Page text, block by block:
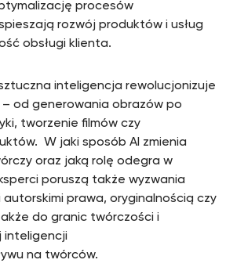
procesów
rozwój produktów i usług
obsługi klienta.
inteligencja rewolucjonizuje
od generowania obrazów po
tworzenie filmów czy
W jaki sposób AI zmienia
oraz jaką rolę odegra w
poruszą także wyzwania
autorskimi prawa, oryginalnością czy
do granic twórczości i
inteligencji
na twórców.